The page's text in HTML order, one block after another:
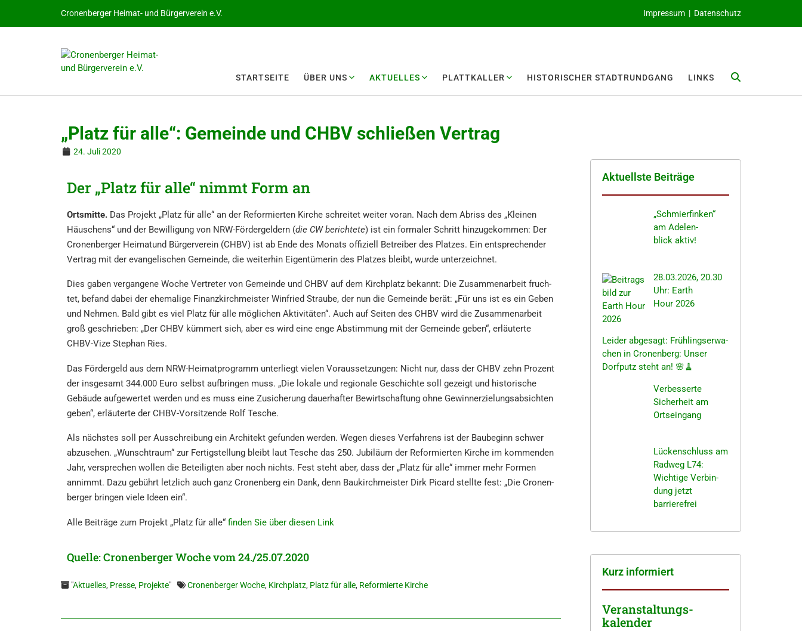
Cronenberger Heimat- und Bürgerverein e.V. Impressum | Datenschutz
START­SEI­TE ÜBER UNS AKTUEL­LES PLATT­KAL­LER HISTO­RI­SCHER STADTRUNDGANG LINKS
„Platz für alle“: Gemein­de und CHBV schlie­ßen Vertrag
24. Juli 2020
Der „Platz für alle“ nimmt Form an
Ortsmit­te. Das Projekt „Platz für alle“ an der Refor­mier­ten Kirche schrei­tet weiter voran. Nach dem Abriss des „Kleinen
Häuschens“ und der Bewil­li­gung von NRW-Förder­gel­dern (die CW berich­te­te) ist ein forma­ler Schritt hinzu­ge­kom­men: Der
Cronen­ber­ger Heimatund Bürger­ver­ein (CHBV) ist ab Ende des Monats offizi­ell Betrei­ber des Platzes. Ein entspre­chen­der
Vertrag mit der evange­li­schen Gemein­de, die weiter­hin Eigen­tü­me­rin des Platzes bleibt, wurde unterzeichnet.
Dies gaben vergan­ge­ne Woche Vertre­ter von Gemein­de und CHBV auf dem Kirch­platz bekannt: Die Zusam­men­ar­beit fruch­
tet, befand dabei der ehema­li­ge Finanz­kirch­meis­ter Winfried Strau­be, der nun die Gemein­de berät: „Für uns ist es ein Geben
und Nehmen. Bald gibt es viel Platz für alle mögli­chen Aktivi­tä­ten“. Auch auf Seiten des CHBV wird die Zusam­men­ar­beit
groß geschrie­ben: „Der CHBV kümmert sich, aber es wird eine enge Abstim­mung mit der Gemein­de geben“, erläu­ter­te
CHBV-Vize Stephan Ries.
Das Förder­geld aus dem NRW-Heimat­pro­gramm unter­liegt vielen Voraus­set­zun­gen: Nicht nur, dass der CHBV zehn Prozent
der insge­samt 344.000 Euro selbst aufbrin­gen muss. „Die lokale und regio­na­le Geschich­te soll gezeigt und histo­ri­sche
Gebäu­de aufge­wer­tet werden und es muss eine Zusiche­rung dauer­haf­ter Bewirt­schaf­tung ohne Gewinn­erzie­lungs­ab­sich­ten
geben“, erläu­ter­te der CHBV-Vorsit­zen­de Rolf Tesche.
Als nächs­tes soll per Ausschrei­bung ein Archi­tekt gefun­den werden. Wegen dieses Verfah­rens ist der Baube­ginn schwer
abzuse­hen. „Wunsch­traum“ zur Fertig­stel­lung bleibt laut Tesche das 250. Jubilä­um der Refor­mier­ten Kirche im kommen­den
Jahr, verspre­chen wollen die Betei­lig­ten aber noch nichts. Fest steht aber, dass der „Platz für alle“ immer mehr Formen
annimmt. Dazu gebührt letzlich auch ganz Cronen­berg ein Dank, denn Baukirch­meis­ter Dirk Picard stell­te fest: „Die Cronen­
ber­ger bringen viele Ideen ein“.
Alle Beiträ­ge zum Projekt „Platz für alle“ finden Sie über diesen Link
Quelle: Cro­nen­ber­ger Woche vom 24./25.07.2020
"Aktuelles, Presse, Projekte" Cronenberger Woche, Kirchplatz, Platz für alle, Reformierte Kirche
Aktuells­te Beiträge
„Schmier­fin­ken“
am Adelen­
blick aktiv!
28.03.2026, 20.30
Uhr: Earth
Hour 2026
Leider abgesagt: Frühlings­er­wa­
chen in Cronen­berg: Unser
Dorfputz steht an! 🌸🧹
Verbes­ser­te
Sicher­heit am
Ortseingang
Lücken­schluss am
Radweg L74:
Wichti­ge Verbin­
dung jetzt
barrierefrei
Kurz infor­miert
Veranstaltungs-
kalender